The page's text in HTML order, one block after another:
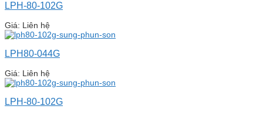
LPH-80-102G
Giá: Liên hệ
LPH80-044G
Giá: Liên hệ
LPH-80-102G